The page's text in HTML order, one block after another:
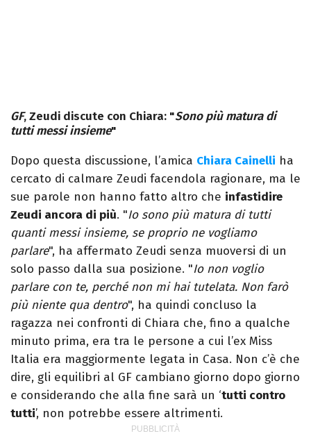
GF, Zeudi discute con Chiara: "Sono più matura di
tutti messi insieme"
Dopo questa discussione, l’amica Chiara Cainelli ha
cercato di calmare Zeudi facendola ragionare, ma le
sue parole non hanno fatto altro che infastidire
Zeudi ancora di più. "Io sono più matura di tutti
quanti messi insieme, se proprio ne vogliamo
parlare", ha affermato Zeudi senza muoversi di un
solo passo dalla sua posizione. "Io non voglio
parlare con te, perché non mi hai tutelata. Non farò
più niente qua dentro", ha quindi concluso la
ragazza nei confronti di Chiara che, fino a qualche
minuto prima, era tra le persone a cui l’ex Miss
Italia era maggiormente legata in Casa. Non c’è che
dire, gli equilibri al GF cambiano giorno dopo giorno
e considerando che alla fine sarà un ‘tutti contro
tutti’, non potrebbe essere altrimenti.